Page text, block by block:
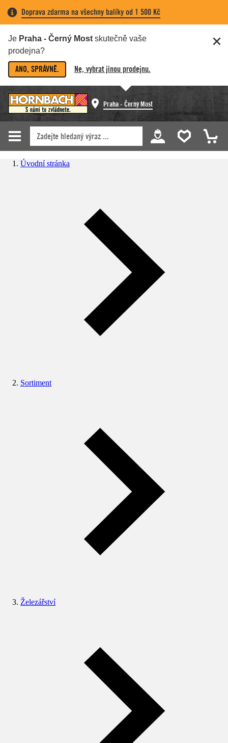
Doprava zdarma na všechny balíky od 1 500 Kč
Je Praha - Černý Most skutečně vaše
prodejna?
ANO, SPRÁVNĚ. Ne, vybrat jinou prodejnu.
Praha - Černý Most
Úvodní stránka
Sortiment
Železářství